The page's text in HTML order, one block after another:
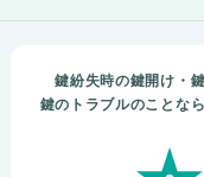
鍵紛失時の鍵開け・
鍵のトラブルのことな